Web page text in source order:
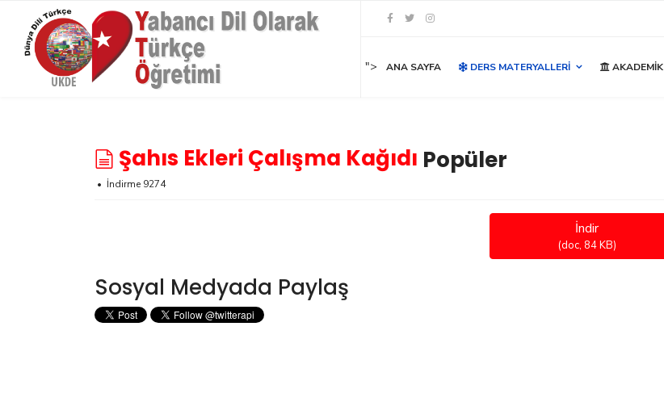
"> ANA SAYFA DERS MATERYALLERI AKADEMIK
belgeler
Şahıs Ekleri Çalışma Kağıdı Popüler
İndirme 9274
İndir
(doc, 84 KB)
Sosyal Medyada Paylaş